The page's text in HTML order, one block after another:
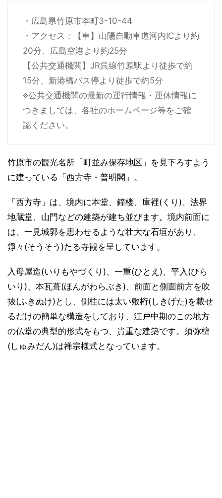
・広島県竹原市本町3-10-44
・アクセス：【車】山陽自動車道河内ICより約
20分、広島空港より約25分
【公共交通機関】JR呉線竹原駅より徒歩で約
15分、新港橋バス停より徒歩で約5分
※公共交通機関の最新の運行情報・運休情報に
つきましては、各社のホームページ等をご確
認ください。
竹原市の観光名所「町並み保存地区」を見下ろすよう
に建っている「西方寺・普明閣」。
「西方寺」は、境内に本堂、鐘楼、庫裡(くり)、法界
地蔵堂、山門などの建築が建ち並びます。境内前面に
は、一見城郭を思わせるような壮大な石垣があり、
錚々(そうそう)たる寺観を呈しています。
入母屋造(いりもやづくり)、一重(ひとえ)、平入(ひら
いり)、本瓦葺(ほんがわらぶき)、前面と側面前方を吹
抜(ふきぬけ)とし、側柱には太い敷桁(しきげた)を載せ
るだけの簡単な構造をしており、江戸中期のこの地方
の仏堂の典型的形式をもつ、貴重な建築です。須弥檀
(しゅみだん)は禅宗様式となっています。